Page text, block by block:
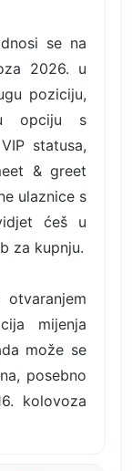
se na
2026. u
poziciju,
opciju s
statusa,
& greet
ulaznice s
ćeš u
za kupnju.
mijenja
može se
posebno
kolovoza